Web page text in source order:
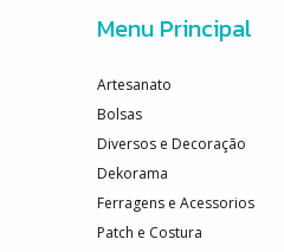
Menu Principal
Artesanato
Bolsas
Diversos e Decoração
Dekorama
Ferragens e Acessorios
Patch e Costura